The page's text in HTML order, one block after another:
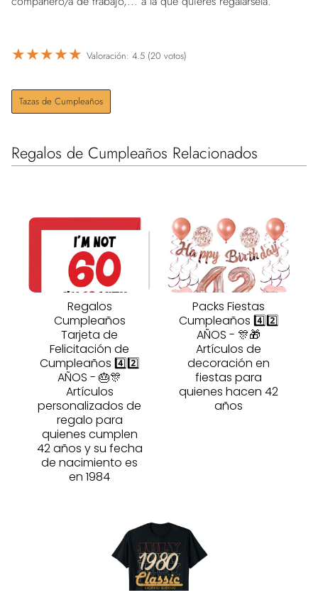
★★★★★ Valoración: 4.5 (20 votos)
Tazas de Cumpleaños
Regalos de Cumpleaños Relacionados
Regalos
Cumpleaños
Tarjeta de
Felicitación de
Cumpleaños 4️⃣2️⃣
AÑOS - 🎂🎊
Artículos
personalizados de
regalo para
quienes cumplen
42 años y su fecha
de nacimiento es
en 1984
Packs Fiestas
Cumpleaños 4️⃣2️⃣
AÑOS - 🎊🎁
Artículos de
decoración en
fiestas para
quienes hacen 42
años